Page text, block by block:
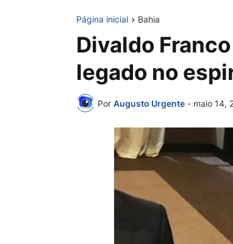
Página inicial Bahia
Divaldo
legado no
Por Augusto Urgente - maio 14,